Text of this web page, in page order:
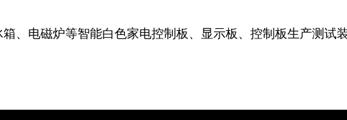
、电磁炉等智能白色家电控制板、显示板、控制板生产测